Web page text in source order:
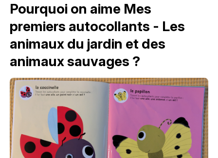
Pourquoi on aime Mes
premiers autocollants - Les
animaux du jardin et des
animaux sauvages ?